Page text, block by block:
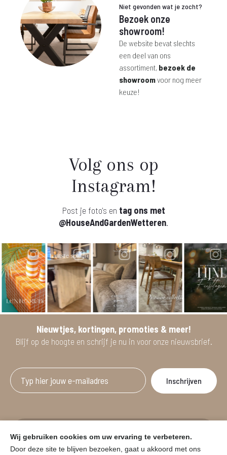
Niet gevonden wat je zocht?
Bezoek onze
showroom!
De website bevat slechts
een deel van ons
assortiment, bezoek de
showroomvoor nog meer
keuze!
Volg ons op
Instagram!
Post je foto's en tag ons met
@HouseAndGardenWetteren.
Nieuwtjes, kortingen, promoties & meer!
Blijf op de hoogte en schrijf je nu in voor onze nieuwsbrief.
vanaf minimum 2 willekeurige artikelen.
Wij gebruiken cookies om uw ervaring te verbeteren.
Door deze site te blijven bezoeken, gaat u akkoord met ons